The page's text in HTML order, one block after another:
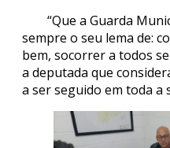
“Que a Guarda
sempre o seu lema de:
bem, socorrer a todos
a deputada que
a ser seguido em toda a